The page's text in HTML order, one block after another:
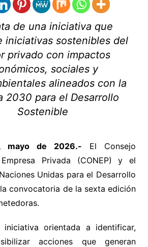
de una iniciativa que
iniciativas sostenibles del
privado con impactos
sociales y
alineados con la
2030 para el Desarrollo
Sostenible
mayo de 2026.- El Consejo
Privada (CONEP) y el
Unidas para el Desarrollo
convocatoria de la sexta edición
orientada a identificar,
acciones que generan